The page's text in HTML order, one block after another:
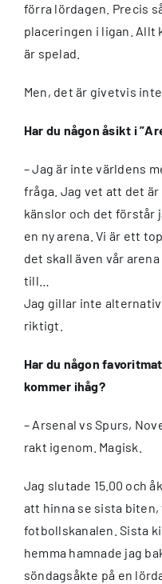
förra lördagen. Precis
placeringen i ligan. Allt
är spelad.
Men, det är givetvis inte
Har du någon åsikt i
– Jag är inte världens
fråga. Jag vet att det är
känslor och det förstår
en ny arena. Vi är ett
det skall även vår
till…
Jag gillar inte
riktigt.
Har du någon
kommer ihåg?
– Arsenal vs Spurs,
rakt igenom. Magisk.
Jag slutade 15.00 och
att hinna se sista
fotbollskanalen. Sista
hemma hamnade jag
söndagsåkte på en